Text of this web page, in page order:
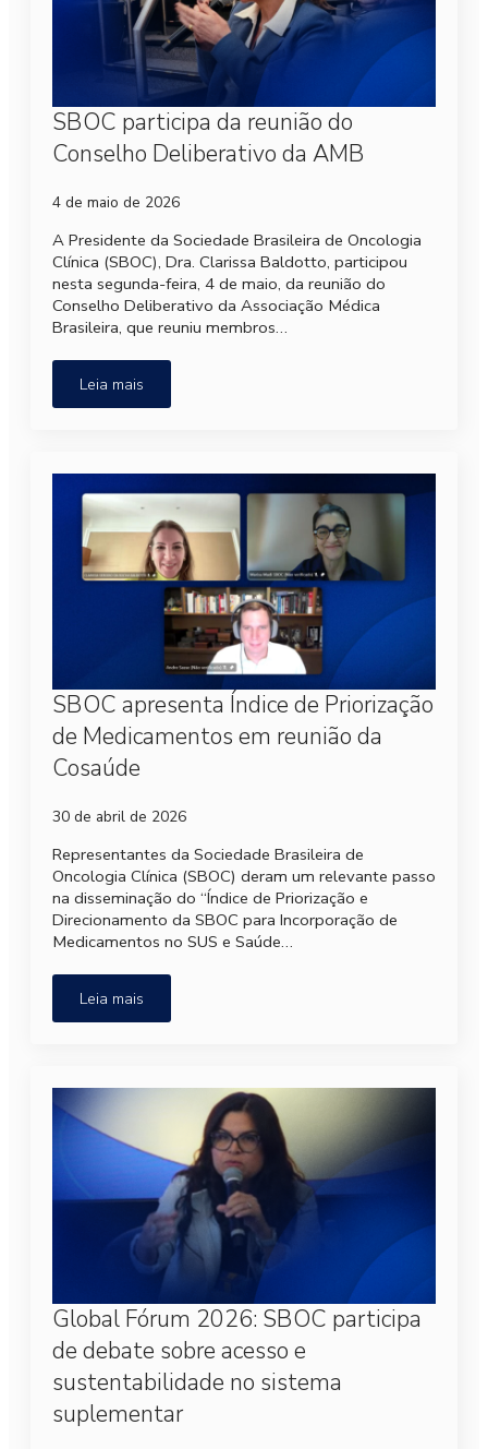
SBOC participa da reunião do
Conselho Deliberativo da AMB
4 de maio de 2026
A Presidente da Sociedade Brasileira de Oncologia
Clínica (SBOC), Dra. Clarissa Baldotto, participou
nesta segunda-feira, 4 de maio, da reunião do
Conselho Deliberativo da Associação Médica
Brasileira, que reuniu membros…
Leia mais
SBOC apresenta Índice de Priorização
de Medicamentos em reunião da
Cosaúde
30 de abril de 2026
Representantes da Sociedade Brasileira de
Oncologia Clínica (SBOC) deram um relevante passo
na disseminação do “Índice de Priorização e
Direcionamento da SBOC para Incorporação de
Medicamentos no SUS e Saúde…
Leia mais
Global Fórum 2026: SBOC participa
de debate sobre acesso e
sustentabilidade no sistema
suplementar